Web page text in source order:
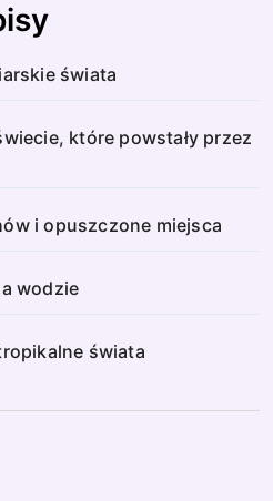
świata
które powstały przez
i opuszczone miejsca
wodzie
świata